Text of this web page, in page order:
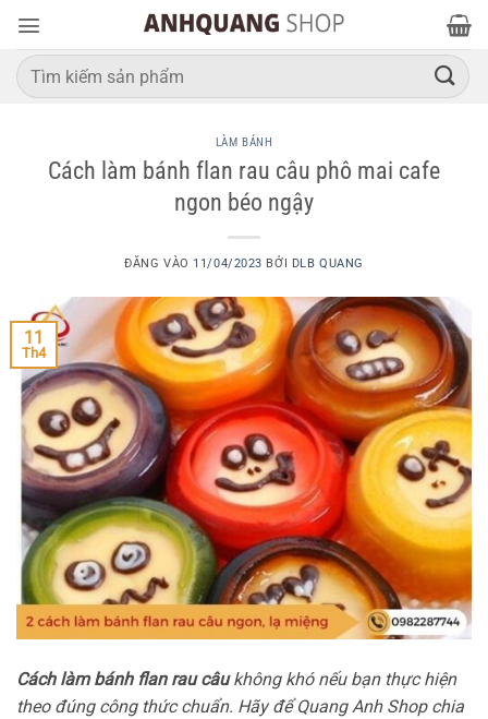
qua
nội
dung
Tìm
kiếm:
LÀM BÁNH
Cách làm bánh flan rau câu phô mai cafe
ngon béo ngậy
ĐĂNG VÀO 11/04/2023 BỞI DLB QUANG
11
Th4
Cách làm bánh flan rau câukhông khó nếu bạn thực hiện
theo đúng công thức chuẩn. Hãy để Quang Anh Shop chia